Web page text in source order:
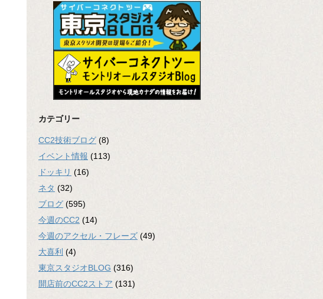
カテゴリー
CC2技術ブログ (8)
イベント情報 (113)
ドッキリ (16)
ネタ (32)
ブログ (595)
今週のCC2 (14)
今週のアクセル・フレーズ (49)
大喜利 (4)
東京スタジオBLOG (316)
開店前のCC2ストア (131)